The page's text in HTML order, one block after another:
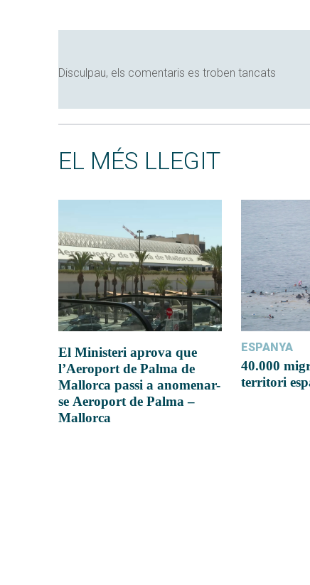
Disculpau, els comentaris es troben tancats
EL MÉS LLEGIT
El Ministeri aprova que
l’Aeroport de Palma de
Mallorca passi a anomenar-
se Aeroport de Palma –
Mallorca
ESPANYA
40.000
territori